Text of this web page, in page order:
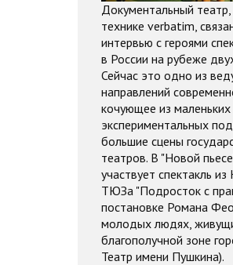
Документальный
технике verbatim,
интервью с героями
в России на рубеже
Сейчас это одно из
направлений
кочующее из маленьких
экспериментальных
большие сцены
театров. В "Новой
участвует спектакль из
ТЮЗа "Подросток с
постановке Романа
молодых людях,
благополучной зоне
Театр имени Пушкина).